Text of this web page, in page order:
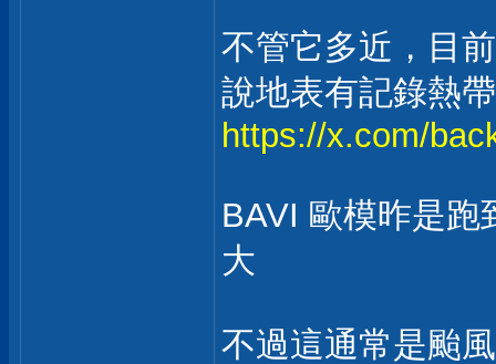
不管它多近，目
說地表有記錄熱
https://x.com/
BAVI 歐模昨是跑
大
不過這通常是颱